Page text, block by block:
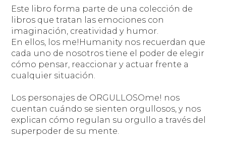
Este libro forma parte de una colección de
libros que tratan las emociones con
imaginación, creatividad y humor.
En ellos, los me!Humanity nos recuerdan que
cada uno de nosotros tiene el poder de elegir
cómo pensar, reaccionar y actuar frente a
cualquier situación.
Los personajes de ORGULLOSOme! nos
cuentan cuándo se sienten orgullosos, y nos
explican cómo regulan su orgullo a través del
superpoder de su mente.